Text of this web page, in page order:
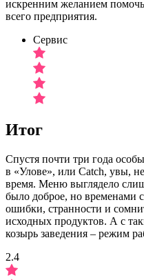
искренним желанием
всего предприятия.
Сервис
Итог
Спустя почти три года
в «Улове», или Catch, увы,
время. Меню выглядело
было доброе, но временами
ошибки, странности и
исходных продуктов. А с
козырь заведения – режим
2.4